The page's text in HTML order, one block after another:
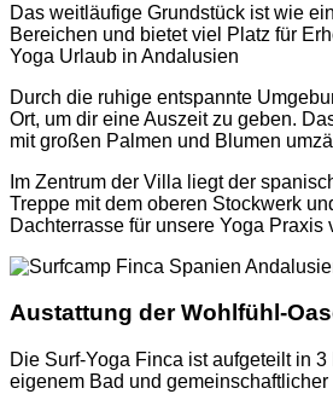
Das weitläufige Grundstück ist wie
Bereichen und bietet viel Platz für
Yoga Urlaub in Andalusien
Durch die ruhige entspannte
Ort, um dir eine Auszeit zu geben.
mit großen Palmen und Blumen
Im Zentrum der Villa liegt der
Treppe mit dem oberen Stockwerk
Dachterrasse für unsere Yoga Praxis
Austattung der Wohlfühl-
Die Surf-Yoga Finca ist aufgeteilt in
eigenem Bad und gemeinschaftlicher